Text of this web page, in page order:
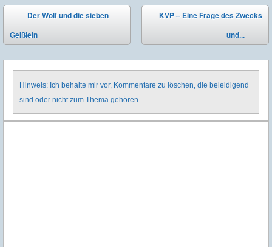
Post navigation
⬅
Der Wolf und die sieben
Geißlein
KVP – Eine Frage des Zwecks
und...
Hinweis: Ich behalte mir vor, Kommentare zu löschen, die beleidigend
sind oder nicht zum Thema gehören.